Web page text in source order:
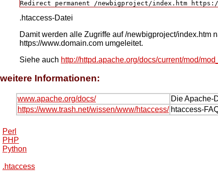
Perl
PHP
Python
.htaccess
.htaccess-Datei
Damit werden alle Zugriffe auf /newbigproject/index.htm
https://www.domain.com umgeleitet.
Siehe auch http://httpd.apache.org/docs/current/mod/
weitere Informationen:
www.apache.org/docs/
Die Apache-
https://www.trash.net/wissen/www/htaccess/ htaccess-